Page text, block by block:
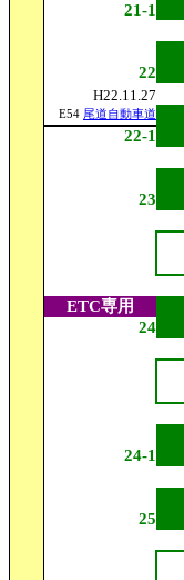
21-1
22
H22.11.27
E54 尾道自動車道
22-1
23
ETC専用
24
24-1
25